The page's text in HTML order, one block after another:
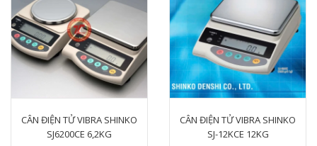
CÂN ĐIỆN TỬ VIBRA SHINKO
SJ6200CE 6,2KG
CÂN ĐIỆN TỬ VIBRA SHINKO
SJ-12KCE 12KG